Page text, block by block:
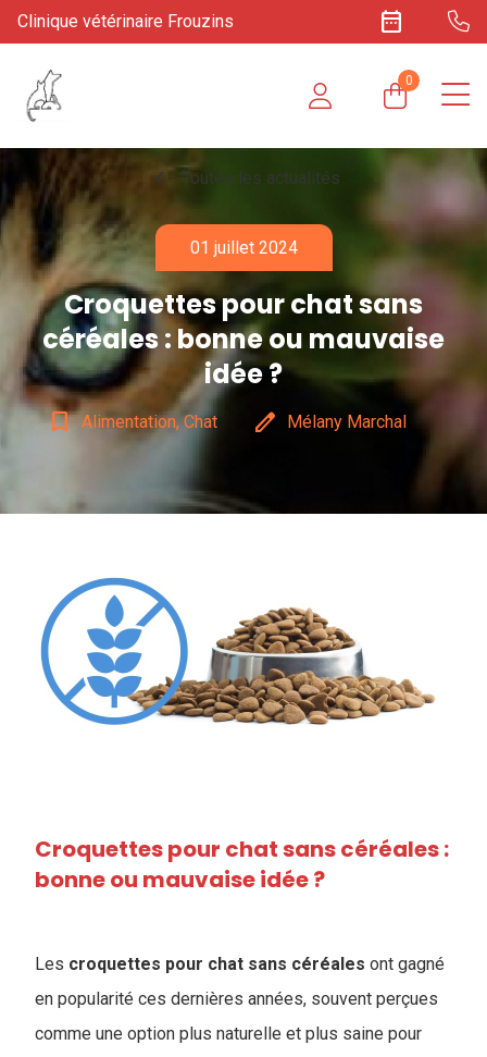
Clinique vétérinaire Frouzins date_range
0
chevron_left Toutes les actualités
01 juillet 2024
Croquettes pour chat sans
céréales : bonne ou mauvaise
idée ?
bookmark_border Alimentation, Chat edit Mélany Marchal
Croquettes pour chat sans céréales :
bonne ou mauvaise idée ?
Les croquettes pour chat sans céréales ont gagné
en popularité ces dernières années, souvent perçues
comme une option plus naturelle et plus saine pour